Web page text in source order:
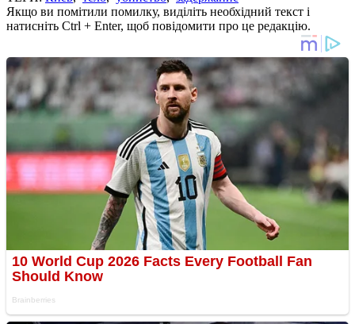
Якщо ви помітили помилку, виділіть необхідний текст і
натисніть Ctrl + Enter, щоб повідомити про це редакцію.